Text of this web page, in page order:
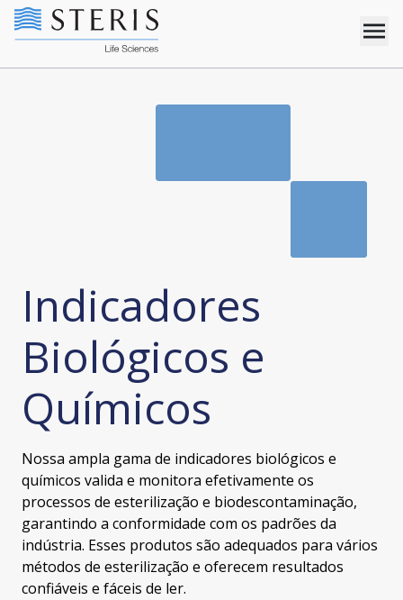
Indicadores
Biológicos e
Químicos
Nossa ampla gama de indicadores biológicos e
químicos valida e monitora efetivamente os
processos de esterilização e biodescontaminação,
garantindo a conformidade com os padrões da
indústria. Esses produtos são adequados para vários
métodos de esterilização e oferecem resultados
confiáveis e fáceis de ler.